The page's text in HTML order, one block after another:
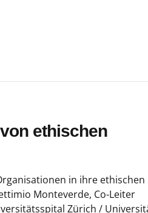
ethischen
in ihre ethischen
Monteverde, Co-Leiter
Zürich /